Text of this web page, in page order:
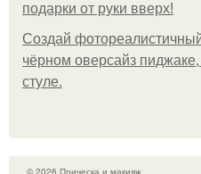
подарки от руки вверх!
Создай
чёрном оверсайз
стуле.
© 2026 Прическа и макияж